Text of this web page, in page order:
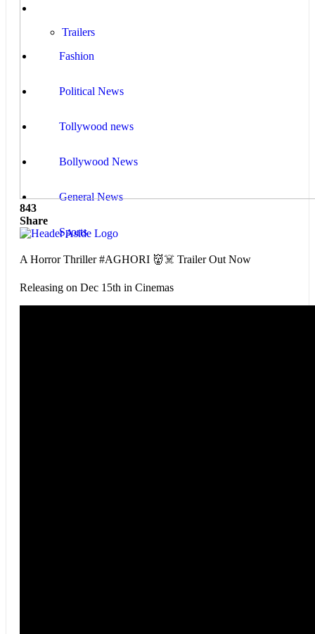
Trailers
Fashion
Political News
Tollywood news
Bollywood News
General News
Sports
843
Share
A Horror Thriller #AGHORI 👹☠️ Trailer Out Now
Releasing on Dec 15th in Cinemas